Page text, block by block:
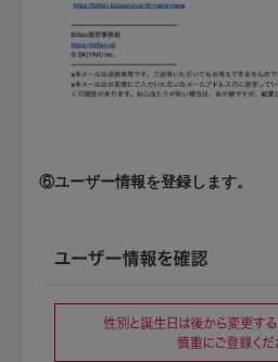
⑥ユーザー情報を登録します。